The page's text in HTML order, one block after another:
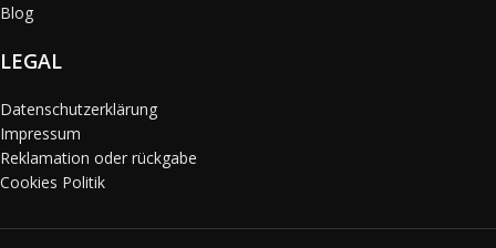
Blog
LEGAL
Datenschutzerklärung
Impressum
Reklamation oder rückgabe
Cookies Politik